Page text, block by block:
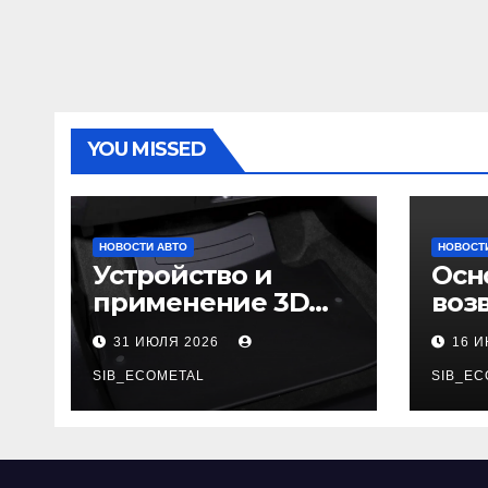
YOU MISSED
НОВОСТИ АВТО
Устройство и
применение 3D
автомобильных
ковриков
31 ИЮЛЯ 2026
SIB_ECOMETAL
16